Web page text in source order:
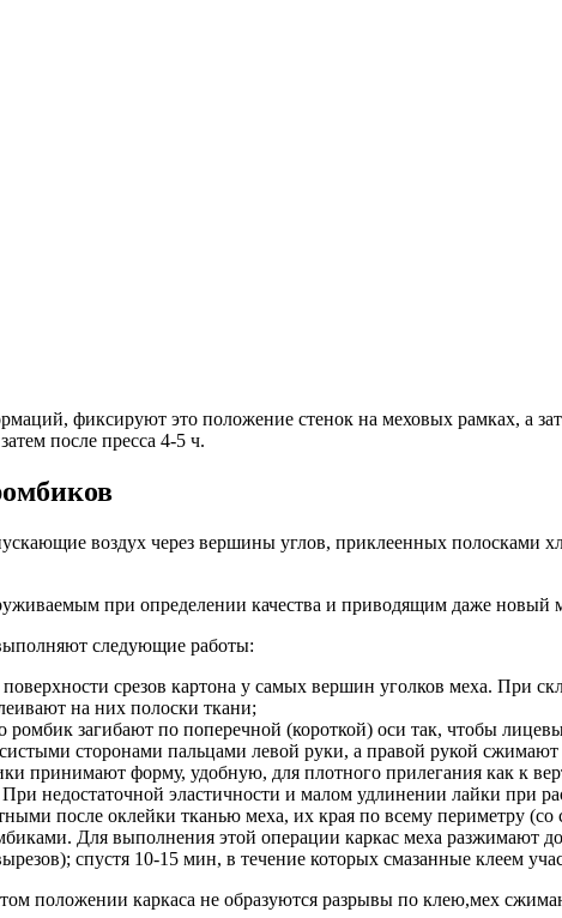
фиксируют это положение стенок на меховых рамках, а
после пресса 4-5 ч.
воздух через вершины углов, приклеенных полосками
при определении качества и приводящим даже новый
следующие работы:
срезов картона у самых вершин уголков меха. При
на них полоски ткани;
загибают по поперечной (короткой) оси так, чтобы
сторонами пальцами левой руки, а правой рукой
принимают форму, удобную, для плотного прилегания как к
недостаточной эластичности и малом удлинении лайки при
после оклейки тканью меха, их края по всему периметру
Для выполнения этой операции каркас меха разжимают
спустя 10-15 мин, в течение которых смазанные клеем
положении каркаса не образуются разрывы по клею,мех